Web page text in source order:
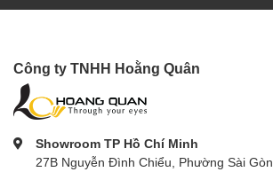
Công ty TNHH Hoằng Quân
Showroom TP Hồ Chí Minh
27B Nguyễn Đình Chiểu, Phường Sài Gòn